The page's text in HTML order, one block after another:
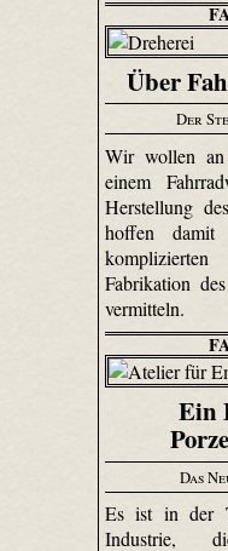
Über
Der
Wir wollen an
einem
Herstellung
hoffen
Fabrikation
vermitteln.
Ein
Das
Es ist in der
Industrie,